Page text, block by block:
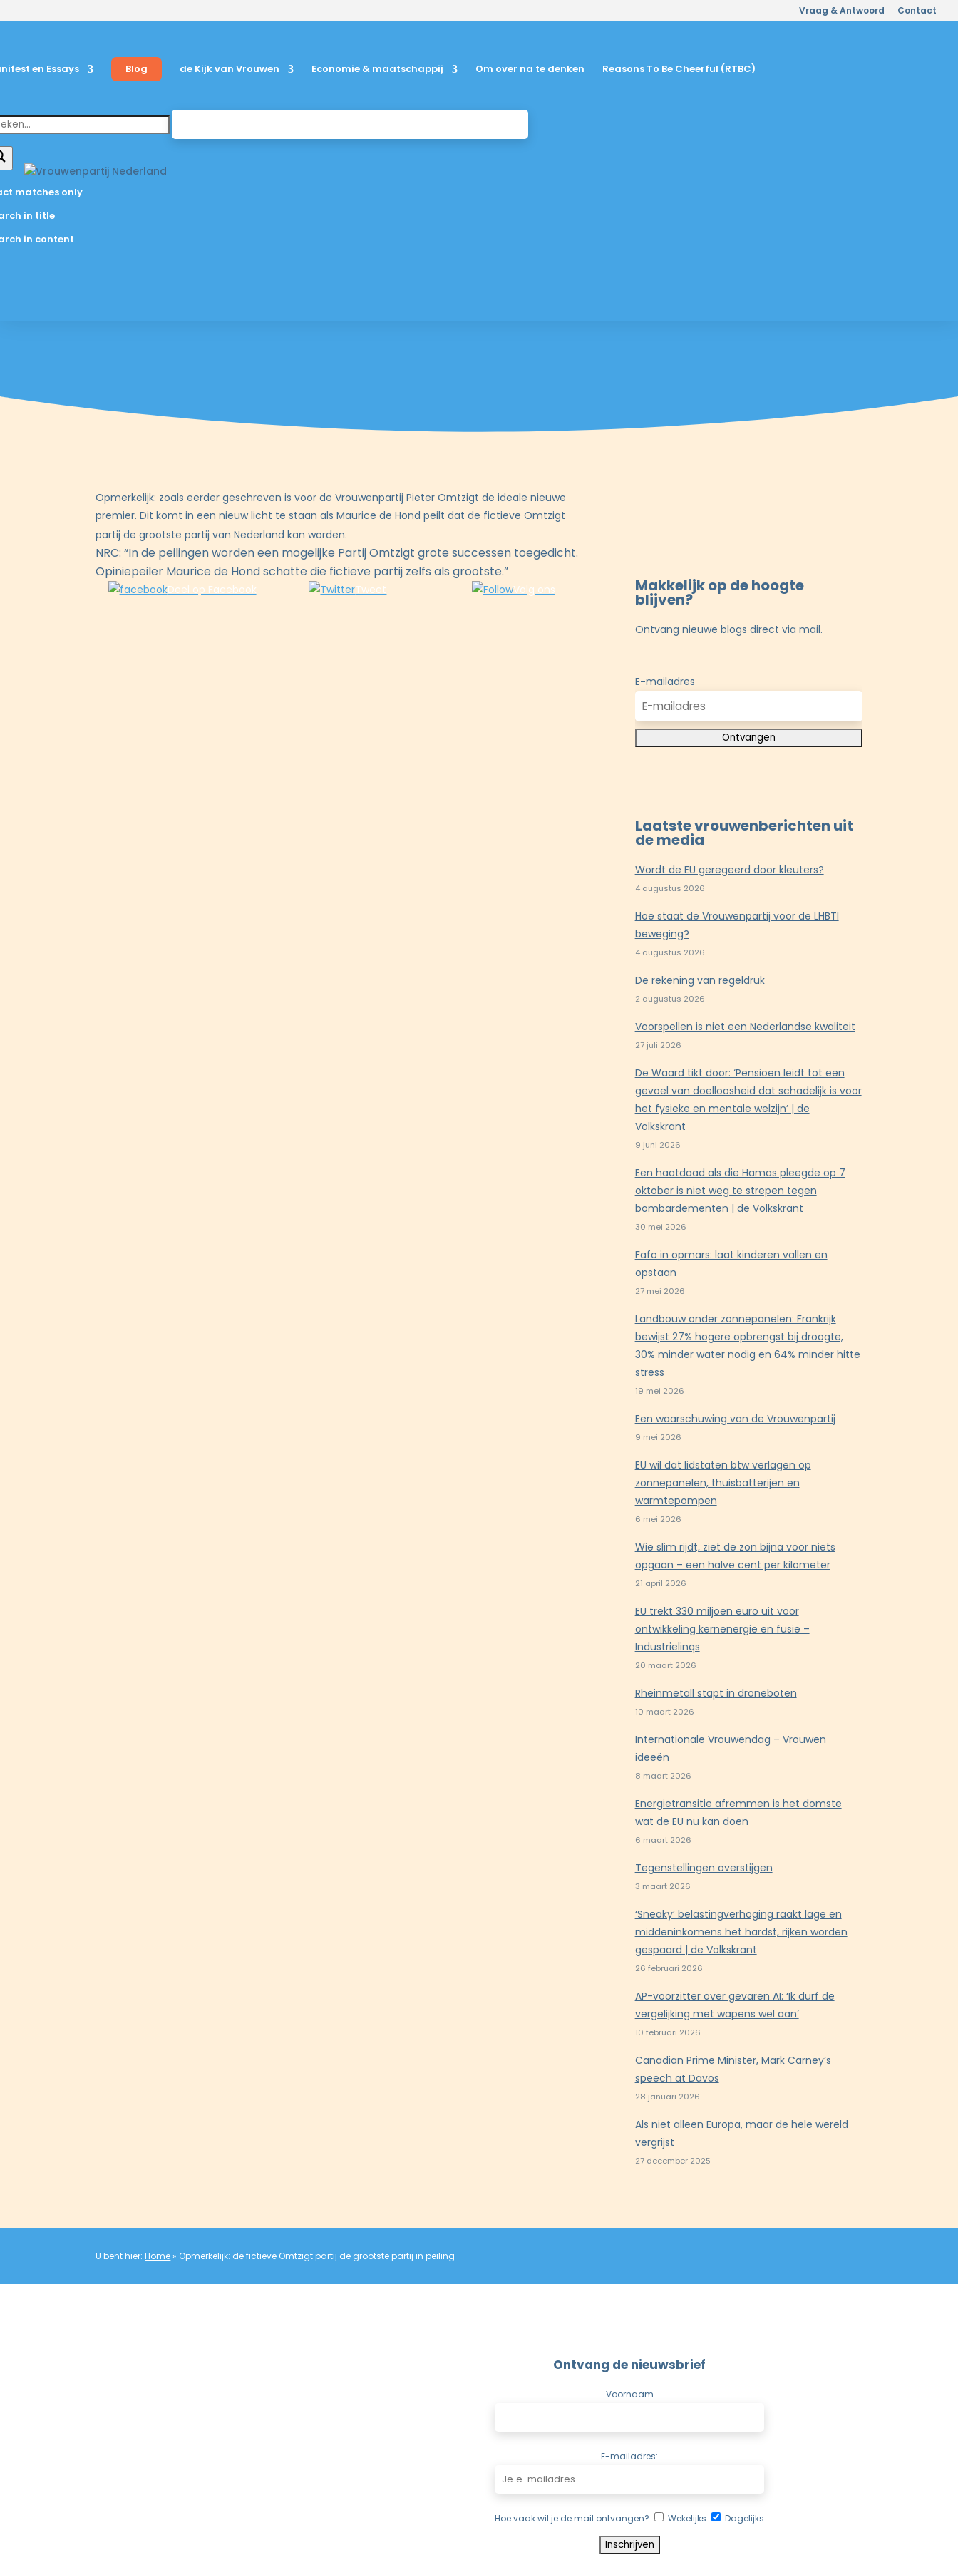
Vraag & Antwoord Contact
en Essays Blog de Kijk van Vrouwen Economie & maatschappij Om over na te denken Reasons To Be Cheerful (RTBC)
matches only
in title
in content
Opmerkelijk: zoals eerder geschreven is voor de Vrouwenpartij Pieter Omtzigt de ideale nieuwe
premier. Dit komt in een nieuw licht te staan als Maurice de Hond peilt dat de fictieve Omtzigt
partij de grootste partij van Nederland kan worden.
NRC: “In de peilingen worden een mogelijke Partij Omtzigt grote successen toegedicht.
Opiniepeiler Maurice de Hond schatte die fictieve partij zelfs als grootste.”
Deel op Facebook Tweet Volg ons Makkelijk op de hoogte
blijven?
Ontvang nieuwe blogs direct via mail.
E-mailadres
Laatste vrouwenberichten uit
de media
Wordt de EU geregeerd door kleuters?
4 augustus 2026
Hoe staat de Vrouwenpartij voor de LHBTI
beweging?
4 augustus 2026
De rekening van regeldruk
2 augustus 2026
Voorspellen is niet een Nederlandse kwaliteit
27 juli 2026
De Waard tikt door: ‘Pensioen leidt tot een
gevoel van doelloosheid dat schadelijk is voor
het fysieke en mentale welzijn’ | de
Volkskrant
9 juni 2026
Een haatdaad als die Hamas pleegde op 7
oktober is niet weg te strepen tegen
bombardementen | de Volkskrant
30 mei 2026
Fafo in opmars: laat kinderen vallen en
opstaan
27 mei 2026
Landbouw onder zonnepanelen: Frankrijk
bewijst 27% hogere opbrengst bij droogte,
30% minder water nodig en 64% minder hitte
stress
19 mei 2026
Een waarschuwing van de Vrouwenpartij
9 mei 2026
EU wil dat lidstaten btw verlagen op
zonnepanelen, thuisbatterijen en
warmtepompen
6 mei 2026
Wie slim rijdt, ziet de zon bijna voor niets
opgaan – een halve cent per kilometer
21 april 2026
EU trekt 330 miljoen euro uit voor
ontwikkeling kernenergie en fusie –
Industrielinqs
20 maart 2026
Rheinmetall stapt in droneboten
10 maart 2026
Internationale Vrouwendag – Vrouwen
ideeën
8 maart 2026
Energietransitie afremmen is het domste
wat de EU nu kan doen
6 maart 2026
Tegenstellingen overstijgen
3 maart 2026
‘Sneaky’ belastingverhoging raakt lage en
middeninkomens het hardst, rijken worden
gespaard | de Volkskrant
26 februari 2026
AP-voorzitter over gevaren AI: ‘Ik durf de
vergelijking met wapens wel aan’
10 februari 2026
Canadian Prime Minister, Mark Carney‘s
speech at Davos
28 januari 2026
Als niet alleen Europa, maar de hele wereld
vergrijst
27 december 2025
U bent hier:Home» Opmerkelijk: de fictieve Omtzigt partij de grootste partij in peiling
Ontvang de nieuwsbrief
Voornaam
E-mailadres:
Hoe vaak wil je de mail ontvangen? Wekelijks Dagelijks